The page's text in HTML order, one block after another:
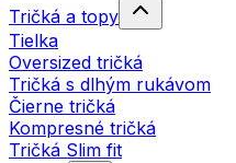
Tričká a topy
Tielka
Oversized tričká
Tričká s dlhým rukávom
Čierne tričká
Kompresné tričká
Tričká Slim fit